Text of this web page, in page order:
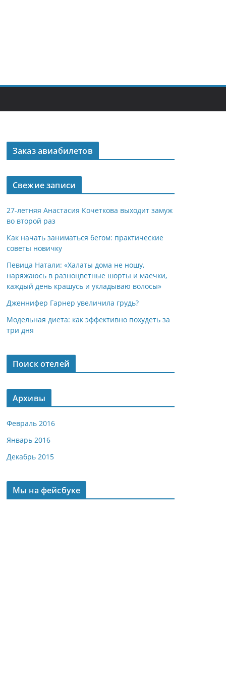
Заказ авиабилетов
Свежие записи
27-летняя Анастасия Кочеткова выходит замуж
во второй раз
Как начать заниматься бегом: практические
советы новичку
Певица Натали: «Халаты дома не ношу,
наряжаюсь в разноцветные шорты и маечки,
каждый день крашусь и укладываю волосы»
Дженнифер Гарнер увеличила грудь?
Модельная диета: как эффективно похудеть за
три дня
Поиск отелей
Архивы
Февраль 2016
Январь 2016
Декабрь 2015
Мы на фейсбуке